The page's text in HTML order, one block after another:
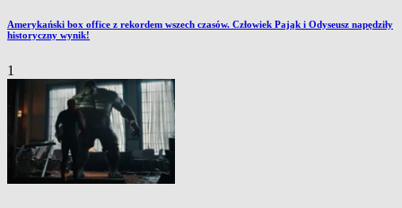
Amerykański box office z rekordem wszech czasów. Człowiek Pająk i Odyseusz napędziły
historyczny wynik!
1